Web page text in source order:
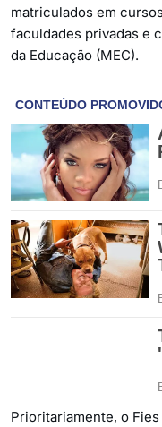
matriculados em
faculdades privadas e
da Educação (MEC).
Prioritariamente, o